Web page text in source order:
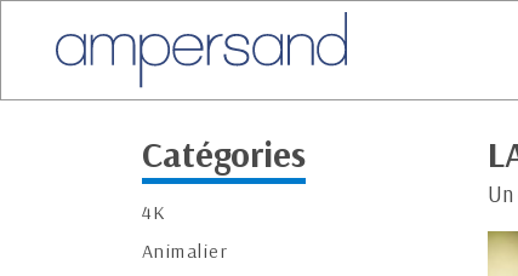
Catégories
4K
Animalier